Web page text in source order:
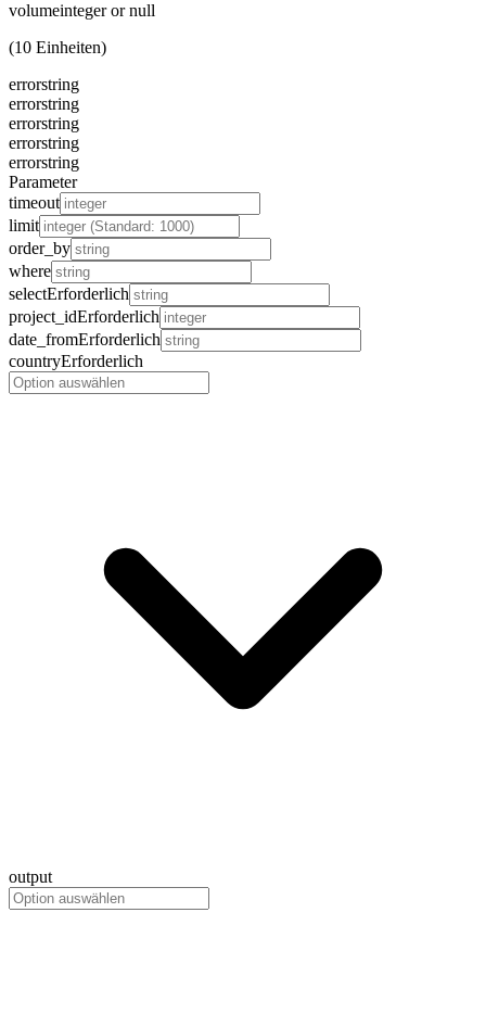
volumeinteger or null
(10 Einheiten)
errorstring
errorstring
errorstring
errorstring
errorstring
Parameter
timeout
limit
order_by
where
selectErforderlich
project_idErforderlich
date_fromErforderlich
countryErforderlich
output